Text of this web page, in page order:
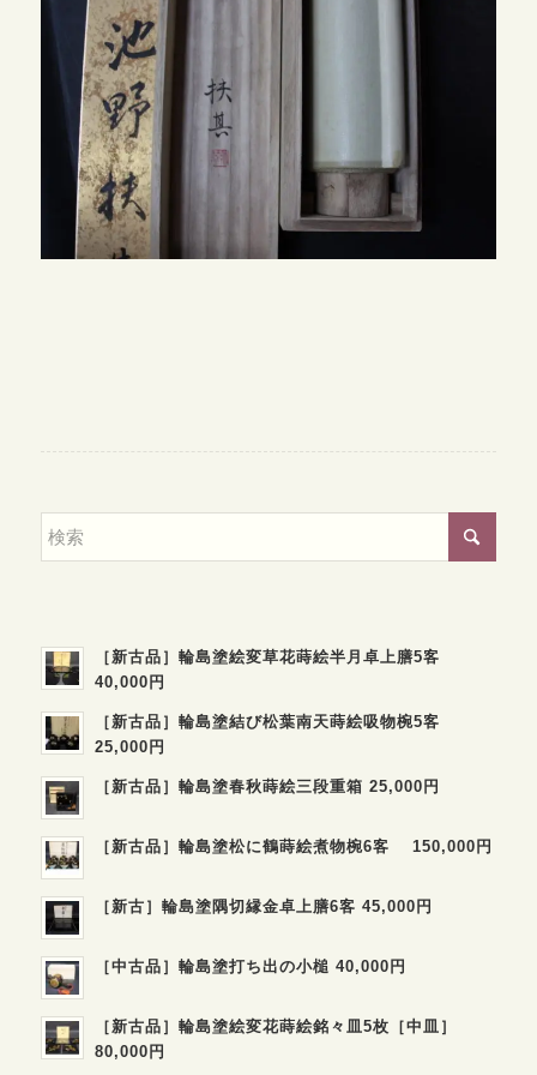
［新古品］輪島塗絵変草花蒔絵半月卓上膳5客
40,000円
［新古品］輪島塗結び松葉南天蒔絵吸物椀5客
25,000円
［新古品］輪島塗春秋蒔絵三段重箱 25,000円
［新古品］輪島塗松に鶴蒔絵煮物椀6客 150,000円
［新古］輪島塗隅切縁金卓上膳6客 45,000円
［中古品］輪島塗打ち出の小槌 40,000円
［新古品］輪島塗絵変花蒔絵銘々皿5枚［中皿］
80,000円